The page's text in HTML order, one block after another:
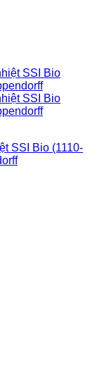
SSI Bio (1110-